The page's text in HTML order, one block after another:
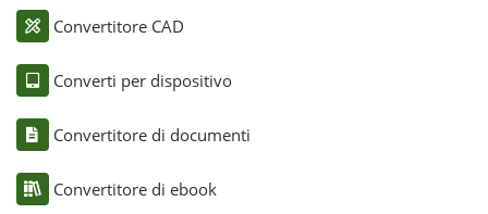
Convertitore CAD
Converti per dispositivo
Convertitore di documenti
Convertitore di ebook